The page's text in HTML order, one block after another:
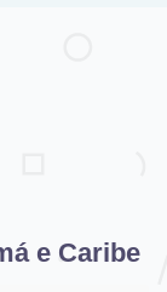
e Caribe